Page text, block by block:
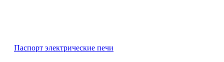
Паспорт электрические печи